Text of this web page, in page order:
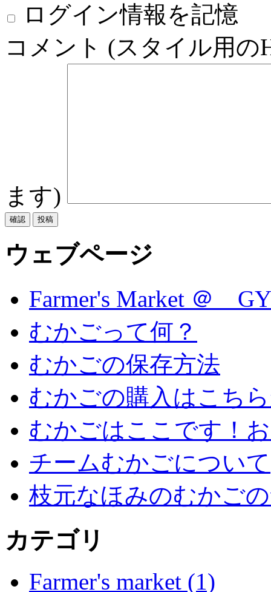
ログイン情報を記憶
コメント (スタイル用
ます)
ウェブページ
Farmer's Market ＠
むかごって何？
むかごの保存方法
むかごの購入はこち
むかごはここです！
チームむかごについて
枝元なほみのむかご
カテゴリ
Farmer's market (1)